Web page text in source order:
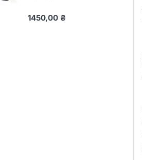
1450,00 ₴